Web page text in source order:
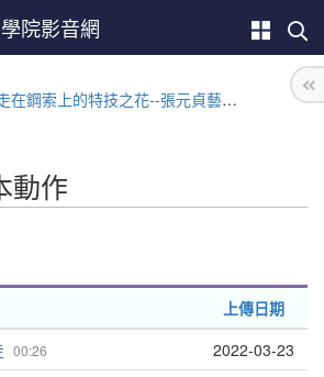
院影音網
在鋼索上的特技之花--張元貞藝師教學與傳承
動作
上傳日期
00:26 2022-03-23